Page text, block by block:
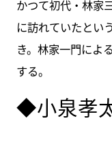
かつて初代・林家
に訪れていたとい
き。林家一門によ
する。
◆小泉孝